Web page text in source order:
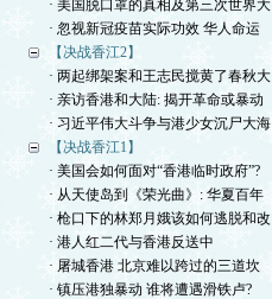
· 美国脱口罩的真相及第三次世界大
· 忽视新冠疫苗实际功效 华人命运
【决战香江2】
· 两起绑架案和王志民搅黄了春秋大
· 亲访香港和大陆: 揭开革命或暴动
· 习近平伟大斗争与港少女沉尸大海
【决战香江1】
· 美国会如何面对“香港临时政府”?
· 从天使岛到《荣光曲》: 华夏百年
· 枪口下的林郑月娥该如何逃脱和改
· 港人红二代与香港反送中
· 屠城香港 北京难以跨过的三道坎
· 镇压港独暴动 谁将遭遇滑铁卢?